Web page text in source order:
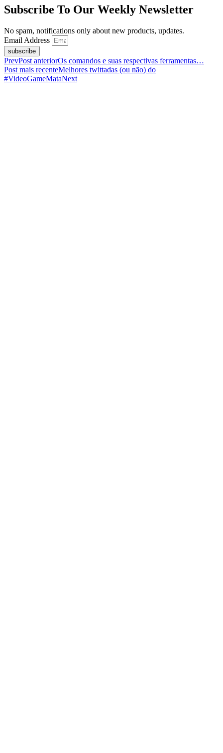
Subscribe To Our Weekly Newsletter
No spam, notifications only about new products, updates.
Email Address
subscribe
PrevPost anteriorOs comandos e suas respectivas ferramentas…
Post mais recenteMelhores twittadas (ou não) do
#VideoGameMataNext